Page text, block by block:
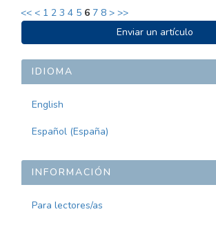
<< < 1 2 3 4 5 6 7 8 > >>
ENVIAR
UN
ARTÍCULO
Enviar un artículo
IDIOMA
English
Español (España)
INFORMACIÓN
Para lectores/as